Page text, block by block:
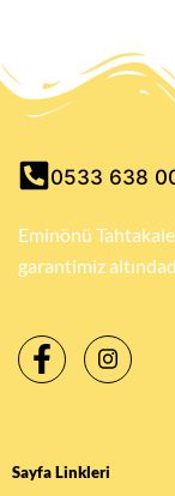
0533 638
Eminönü
garantimiz
Sayfa Linkleri